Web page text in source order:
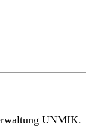
UNMIK.